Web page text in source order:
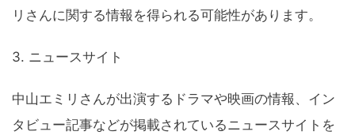
リさんに関する情報を得られる可能性があります。
3. ニュースサイト
中山エミリさんが出演するドラマや映画の情報、イン
タビュー記事などが掲載されているニュースサイトを